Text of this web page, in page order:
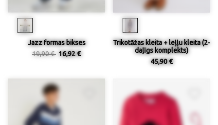
Jazz formas bikses
19,90 € 16,92 €
Trikotāžas kleita + leļļu kleita (2-
daļīgs komplekts)
45,90 €